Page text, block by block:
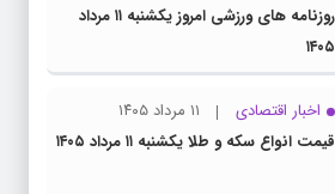
روزنامه های ورزشی امروز یکشنبه ۱۱ مرداد
۱۴۰۵
اخبار اقتصادی
۱۱ مرداد ۱۴۰۵
قیمت انواع سکه و طلا یکشنبه ۱۱ مرداد ۱۴۰۵